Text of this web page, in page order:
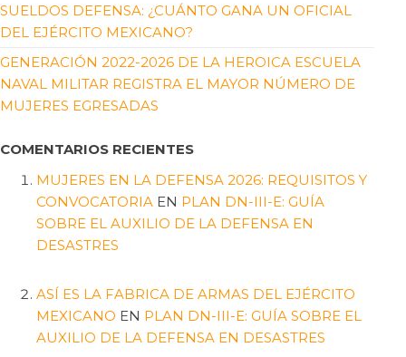
SUELDOS DEFENSA: ¿CUÁNTO GANA UN OFICIAL
DEL EJÉRCITO MEXICANO?
GENERACIÓN 2022-2026 DE LA HEROICA ESCUELA
NAVAL MILITAR REGISTRA EL MAYOR NÚMERO DE
MUJERES EGRESADAS
COMENTARIOS RECIENTES
MUJERES EN LA DEFENSA 2026: REQUISITOS Y
CONVOCATORIA EN PLAN DN-III-E: GUÍA
SOBRE EL AUXILIO DE LA DEFENSA EN
DESASTRES
ASÍ ES LA FABRICA DE ARMAS DEL EJÉRCITO
MEXICANO EN PLAN DN-III-E: GUÍA SOBRE EL
AUXILIO DE LA DEFENSA EN DESASTRES